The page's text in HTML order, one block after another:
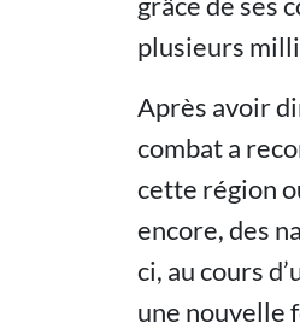
plusieurs
Après avoir
combat a
cette région
encore, des
ci, au cours
une nouvelle